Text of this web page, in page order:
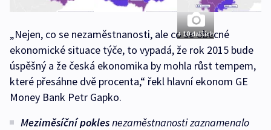
+ 10 dalších
„Nejen, co se nezaměstnanosti, ale co se obecné
ekonomické situace týče, to vypadá, že rok 2015 bude
úspěšný a že česká ekonomika by mohla růst tempem,
které přesáhne dvě procenta,“ řekl hlavní ekonom GE
Money Bank Petr Gapko.
Meziměsíční poklesnezaměstnanosti zaznamenalo